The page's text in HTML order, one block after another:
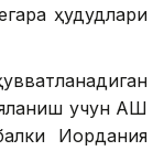
ҳудудлари
учун АҚШ
Иордания